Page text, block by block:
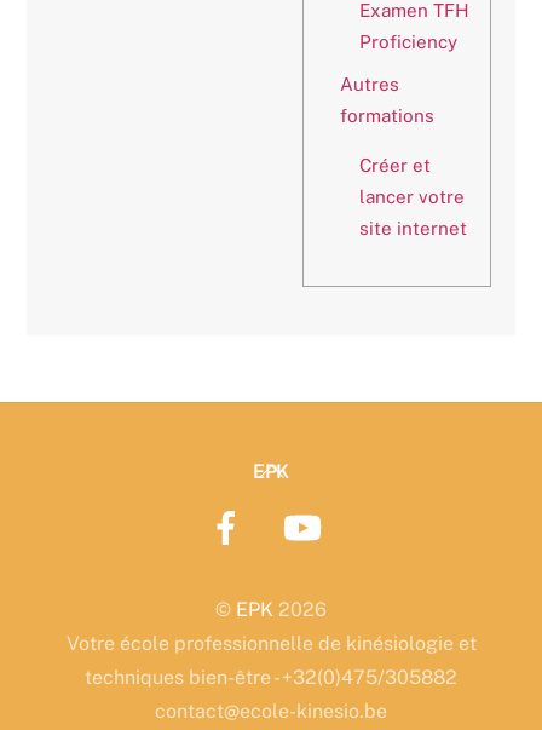
Examen TFH
Proficiency
Autres
formations
Créer et
lancer votre
site internet
Back
Top
EPK
© EPK 2026
Votre école professionnelle de kinésiologie et
techniques bien-être - +32(0)475/305882
contact@ecole-kinesio.be